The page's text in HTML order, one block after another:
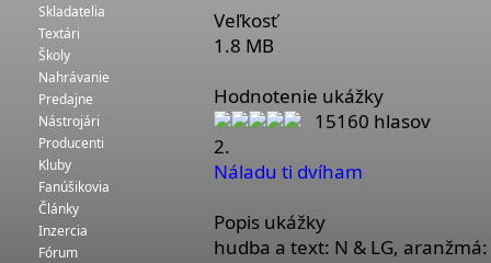
Skladatelia
Textári
Školy
Nahrávanie
Predajne
Nástrojári
Producenti
Kluby
Fanúšikovia
Články
Inzercia
Fórum
Veľkosť
1.8 MB
Hodnotenie ukážky
15160 hlasov
2.
Náladu ti dvíham
Popis ukážky
hudba a text: N & LG,